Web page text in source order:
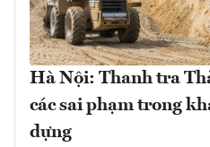
Hà Nội: Thanh tra
các sai phạm trong
dựng